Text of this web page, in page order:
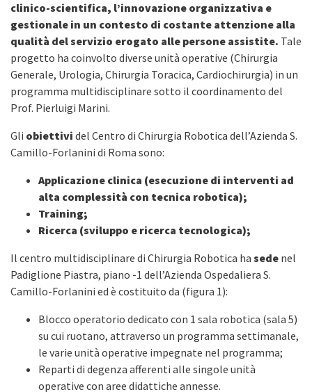
clinico-scientifica, l’innovazione organizzativa e
gestionale in un contesto di costante attenzione alla
qualità del servizio erogato alle persone assistite. Tale
progetto ha coinvolto diverse unità operative (Chirurgia
Generale, Urologia, Chirurgia Toracica, Cardiochirurgia) in un
programma multidisciplinare sotto il coordinamento del
Prof. Pierluigi Marini.
Gli obiettivi del Centro di Chirurgia Robotica dell’Azienda S.
Camillo-Forlanini di Roma sono:
Applicazione clinica (esecuzione di interventi ad
alta complessità con tecnica robotica);
Training;
Ricerca (sviluppo e ricerca tecnologica);
Il centro multidisciplinare di Chirurgia Robotica ha sede nel
Padiglione Piastra, piano -1 dell’Azienda Ospedaliera S.
Camillo-Forlanini ed è costituito da (figura 1):
Blocco operatorio dedicato con 1 sala robotica (sala 5)
su cui ruotano, attraverso un programma settimanale,
le varie unità operative impegnate nel programma;
Reparti di degenza afferenti alle singole unità
operative con aree didattiche annesse.